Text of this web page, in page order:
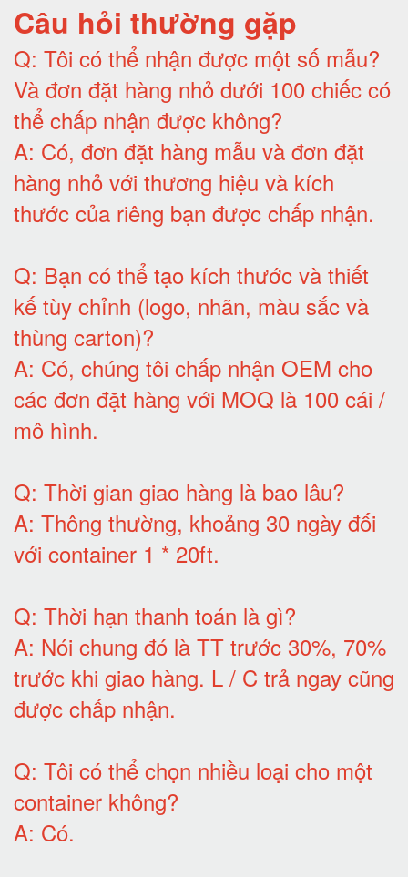
Câu hỏi thường gặp
Q: Tôi có thể nhận được một số mẫu?
Và đơn đặt hàng nhỏ dưới 100 chiếc có
thể chấp nhận được không?
A: Có, đơn đặt hàng mẫu và đơn đặt
hàng nhỏ với thương hiệu và kích
thước của riêng bạn được chấp nhận.
Q: Bạn có thể tạo kích thước và thiết
kế tùy chỉnh (logo, nhãn, màu sắc và
thùng carton)?
A: Có, chúng tôi chấp nhận OEM cho
các đơn đặt hàng với MOQ là 100 cái /
mô hình.
Q: Thời gian giao hàng là bao lâu?
A: Thông thường, khoảng 30 ngày đối
với container 1 * 20ft.
Q: Thời hạn thanh toán là gì?
A: Nói chung đó là TT trước 30%, 70%
trước khi giao hàng. L / C trả ngay cũng
được chấp nhận.
Q: Tôi có thể chọn nhiều loại cho một
container không?
A: Có.